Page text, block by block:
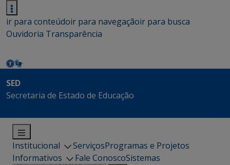
ir para conteúdoir para navegaçãoir para busca
Ouvidoria Transparência
SED
Secretaria de Estado de Educação
Institucional ServiçosProgramas e Projetos
Informativos
Fale ConoscoSistemas